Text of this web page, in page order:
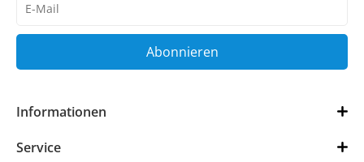
Honig
Abonnieren
Informationen
Service